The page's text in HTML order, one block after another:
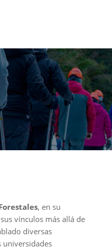
, en su
vínculos más allá de
diversas
universidades